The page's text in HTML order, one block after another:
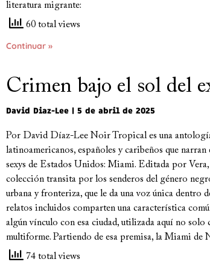
literatura migrante:
60 total views
Continuar »
Crimen bajo el sol del
David Diaz-Lee 5 de abril de 2025
Por David Díaz-Lee Noir Tropical es una antología
latinoamericanos, españoles y caribeños que narran
sexys de Estados Unidos: Miami. Editada por
colección transita por los senderos del género
urbana y fronteriza, que le da una voz única
relatos incluidos comparten una característica
algún vínculo con esa ciudad, utilizada aquí no
multiforme. Partiendo de esa premisa, la Miami
74 total views